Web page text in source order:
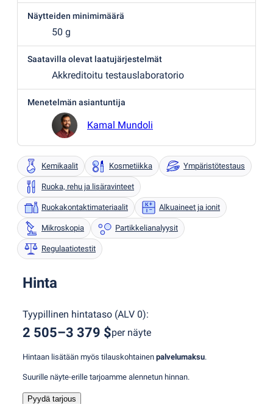
Näytteiden minimimäärä
50 g
Saatavilla olevat laatujärjestelmät
Akkreditoitu testauslaboratorio
Menetelmän asiantuntija
Kamal Mundoli
Kemikaalit Kosmetiikka Ympäristötestaus
Ruoka, rehu ja lisäravinteet
Ruokakontaktimateriaalit Alkuaineet ja ionit
Mikroskopia Partikkelianalyysit
Regulaatiotestit
Hinta
Tyypillinen hintataso (ALV 0):
2 505–3 379 $per näyte
Hintaan lisätään myös tilauskohtainen palvelumaksu.
Suurille näyte-erille tarjoamme alennetun hinnan.
Pyydä tarjous